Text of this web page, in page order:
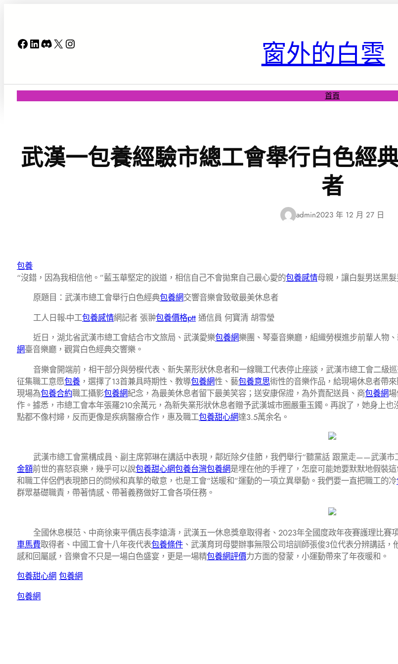
Facebook
LinkedIn
Discord
X Instagram 窗外的白雲
首頁
武漢一包養經驗市總工會舉行白色經
者
admin2023 年 12 月 27 日
包養
“沒錯，因為我相信他。”藍玉華堅定的說道，相信自己不會拋棄自己最心愛的包養感情母親，讓白髮男送黑
原題目：武漢市總工會舉行白色經典包養網交響音樂會致敬最美休息者
工人日報-中工包養感情網記者 張翀包養價格ptt通信員 何寶清 胡雪瑩
近日，湖北省武漢市總工會結合市文旅局、武漢愛樂包養網樂團、琴臺音樂廳，組織勞模進步前輩人物
網臺音樂廳，觀賞白色經典交響樂。
音樂會開端前，相干部分與勞模代表、新失業形狀休息者和一線職工代表停止座談，武漢市總工會二級
征集職工意愿包養 ，選擇了13首兼具時期性、教導包養網性、藝包養意思術性的音樂作品，給現場休息者帶
現場為包養合約職工攝影包養網紀念，為最美休息者留下最美笑容；送安康保證，為外賣配送員、商包養網
作。據悉，市總工會本年張羅210余萬元，為新失業形狀休息者贈予武漢城市圈嚴重玉鐲。再說了，她身上
點都不像村婦，反而更像是疾病醫療合作，惠及職工包養甜心網達3.5萬余名。
武漢市總工會黨構成員、副主席郭琳在講話中表現，鄰近除夕佳節，我們舉行“聽黨話 跟黨走——武漢
金額前世的喜怒哀樂，幾乎可以說包養甜心網包養台灣包養網是埋在他的手裡了，怎麼可能她要默默地假裝
和職工伴侶們表現節日的問候和真摯的敬意，也是工會“送暖和”運動的一項立異舉動。我們要一直把職工的冷
群眾基礎職責，帶著情感、帶著義務做好工會各項任務。
全國休息模范、中商徐東平價店長李遠濤，武漢五一休息獎章取得者、2023年全國度政年夜賽護理比賽
車馬費取得者、中國工會十八年夜代表包養條件 、武漢育珂母嬰辦事無限公司培訓師張俊3位代表分辨講話
感和回屬感，音樂會不只是一場白色盛宴，更是一場精包養網評價力方面的發蒙，小運動帶來了年夜暖和。
包養甜心網 包養網
包養網